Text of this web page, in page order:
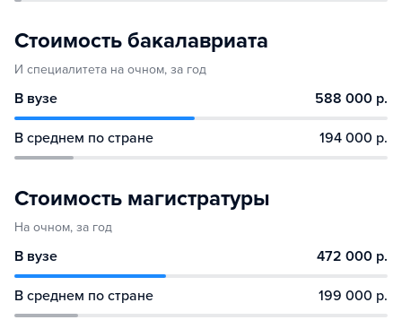
Стоимость бакалавриата
И специалитета на очном, за год
В вузе 588 000 р.
В среднем по стране 194 000 р.
Стоимость магистратуры
На очном, за год
В вузе 472 000 р.
В среднем по стране 199 000 р.